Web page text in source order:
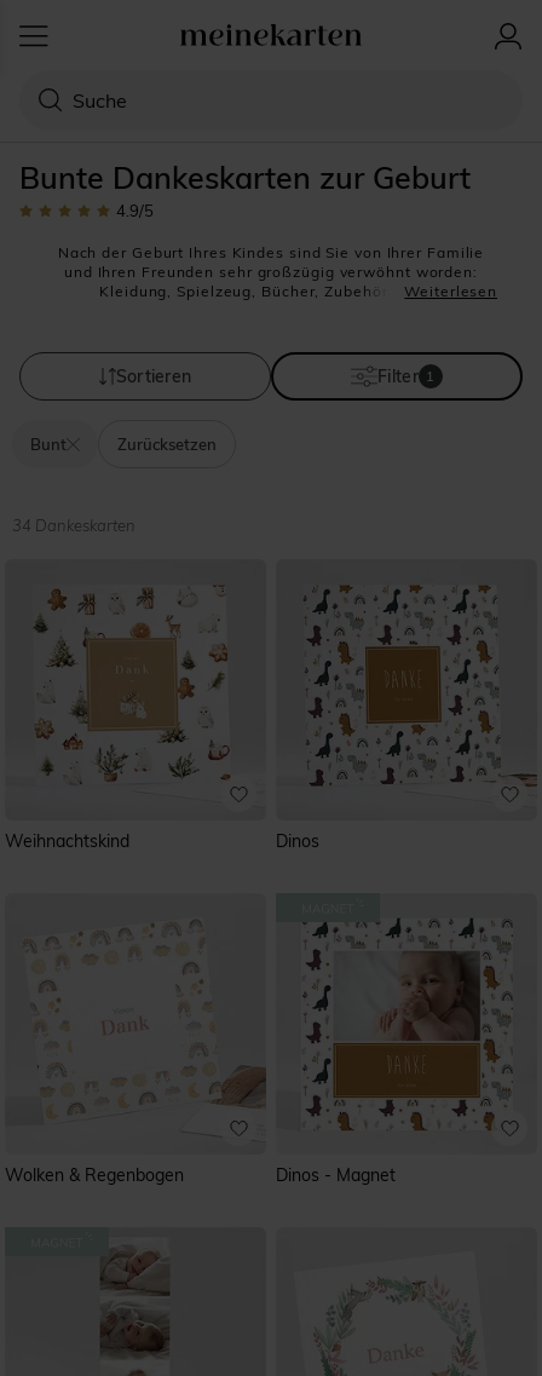
Bunte Dankeskarten zur Geburt
4.9/5
Nach der Geburt Ihres Kindes sind Sie von Ihrer Familie
und Ihren Freunden sehr großzügig verwöhnt worden:
Kleidung, Spielzeug, Bücher, Zubehör für die
Karte zur verschicken. Wie wäre es hierzu mit einem
Modell mit einem Foto Ihres Babys. So können alle sehen,
wie schnell es schon gewachsen ist und wie es sich
perfekt, denn sie sind fröhlich und unterstreichen die
Babybilder hinzu und personalisieren Sie unseren
Gerne können Sie auch das Modell Ihrer Geburtskarten
wiederverwenden und mit einem passenden Dankestext
Ihren Liebsten ein paar persönliche Worte schicken.
Zusätzlich bieten wir Ihnen eine große Auswahl an
qualitativ hochwertigen Druckpapieren und farblich
passende Accessoires. Kreieren Sie eine einzigartige
Danksagungskarte, die Ihre Angehörigen noch lange Zeit
aufbewahren werden.
Weiterlesen
Sortieren Filter 1
Bunt Zurücksetzen
34 Dankeskarten
Weihnachtskind Dinos
Wolken & Regenbogen Dinos - Magnet